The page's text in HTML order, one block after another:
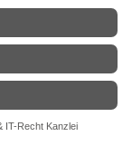
-
- 5 Jahre - Vor-
am
7159HC1,